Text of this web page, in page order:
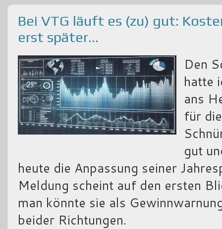
Bei VTG läuft es (zu) gut:
erst später...
Den
hatte
ans
für
gut
heute die Anpassung seiner
Meldung scheint auf den ersten
man könnte sie als
beider Richtungen.